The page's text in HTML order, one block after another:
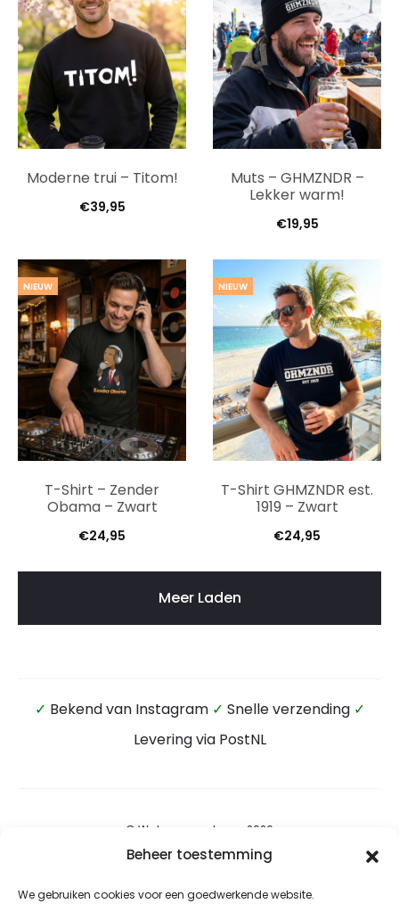
Beheer toestemming
We gebruiken cookies voor een goedwerkende website.
Moderne trui – Titom!
€39,95
Muts – GHMZNDR –
Lekker warm!
€19,95
NIEUW
T-Shirt – Zender
Obama – Zwart
€24,95
NIEUW
T-Shirt GHMZNDR est.
1919 – Zwart
€24,95
Meer Laden
✓ Bekend van Instagram ✓ Snelle verzending ✓
Levering via PostNL
© Wateensound.com 2026